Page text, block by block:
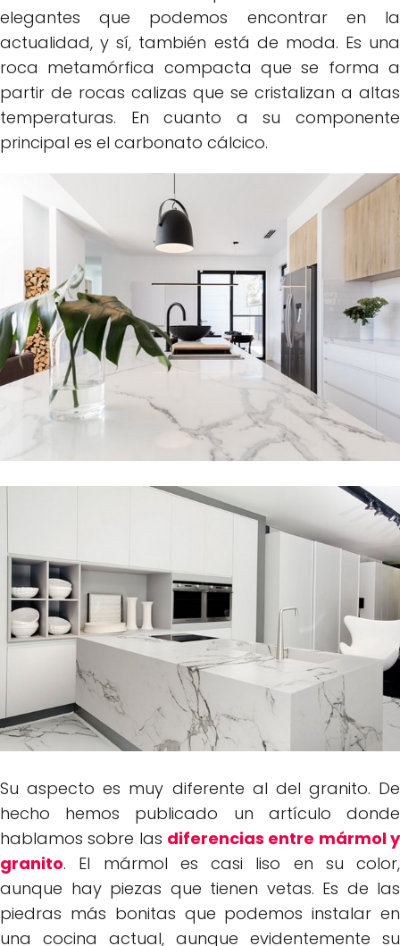
elegantes que podemos encontrar en la
actualidad, y sí, también está de moda. Es una
roca metamórfica compacta que se forma a
partir de rocas calizas que se cristalizan a altas
temperaturas. En cuanto a su componente
principal es el carbonato cálcico.
Su aspecto es muy diferente al del granito. De
hecho hemos publicado un artículo donde
hablamos sobre las diferencias entre mármol y
granito. El mármol es casi liso en su color,
aunque hay piezas que tienen vetas. Es de las
piedras más bonitas que podemos instalar en
una cocina actual, aunque evidentemente su